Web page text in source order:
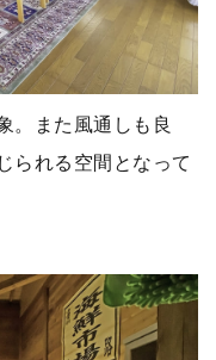
。また風通しも良
られる空間となって